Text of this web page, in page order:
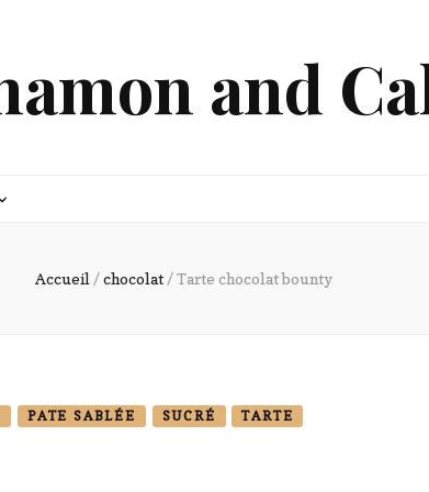
and
Accueil / chocolat / Tarte chocolat bounty
PATE SABLÉE SUCRÉ TARTE